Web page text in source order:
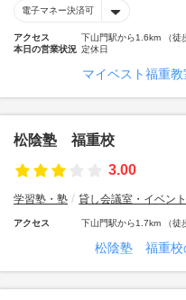
電子マネー決済可
アクセス
下山門駅から1.6km （徒
本日の営業状況 定休日
マイベスト福重
松陰塾 福重校
3.00
学習塾・塾 貸し会議室・イベン
アクセス 下山門駅から1.7km （徒
松陰塾 福重校